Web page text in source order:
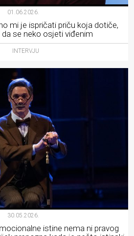
01.06.2026.
mi je ispričati priču koja dotiče,
da se neko osjeti viđenim
INTERVJU
30.05.2026.
istine nema ni pravog